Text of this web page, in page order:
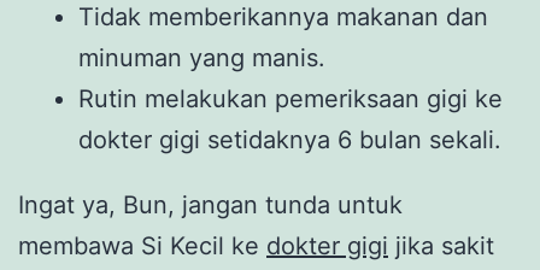
Tidak memberikannya makanan dan
minuman yang manis.
Rutin melakukan pemeriksaan gigi ke
dokter gigi setidaknya 6 bulan sekali.
Ingat ya, Bun, jangan tunda untuk
membawa Si Kecil ke dokter gigi jika sakit